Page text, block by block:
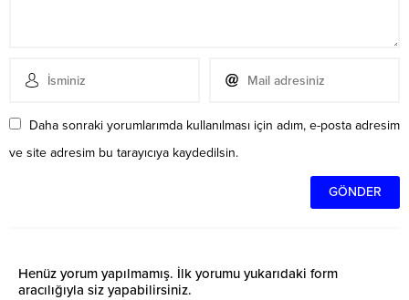
Daha sonraki yorumlarımda kullanılması için adım, e-posta adresim
ve site adresim bu tarayıcıya kaydedilsin.
Henüz yorum yapılmamış. İlk yorumu yukarıdaki form
aracılığıyla siz yapabilirsiniz.